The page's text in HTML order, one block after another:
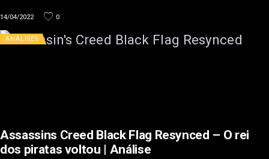
14/04/2022 0
ANÁLISES
Assassins Creed Black Flag Resynced – O rei
dos piratas voltou | Análise